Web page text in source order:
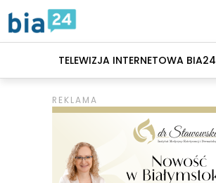
TELEWIZJA INTERNETOWA BIA24